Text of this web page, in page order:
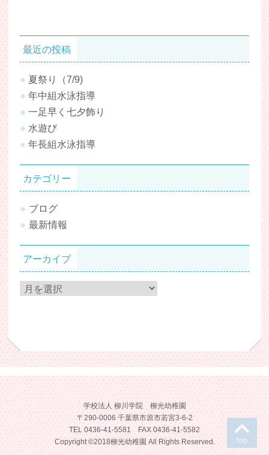
最近の投稿
夏祭り（7/9)
年中組水泳指導
一足早く七夕飾り
水遊び
年長組水泳指導
カテゴリー
ブログ
最新情報
アーカイブ
ア
ブ
学校法人 柳川学院 柳光幼稚園
〒290-0006 千葉県市原市若宮3-6-2
TEL 0436-41-5581 FAX 0436-41-5582
Copyright ©2018柳光幼稚園 All Rights Reserved.